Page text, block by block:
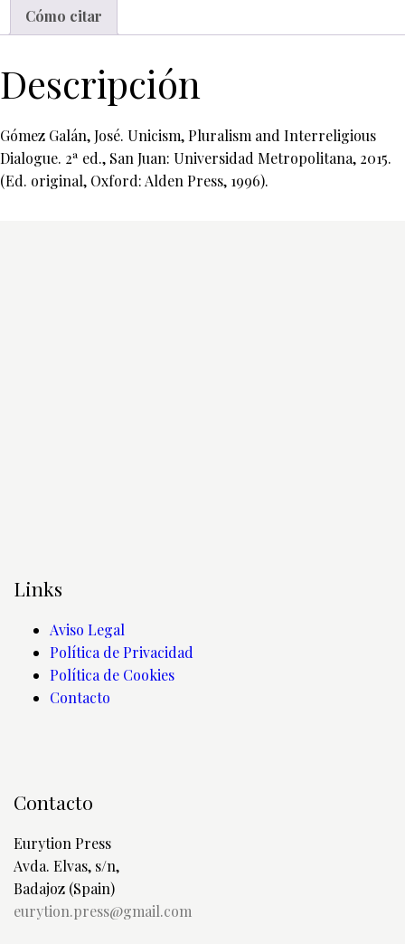
Cómo citar
Descripción
Gómez Galán, José. Unicism, Pluralism and Interreligious
Dialogue. 2ª ed., San Juan: Universidad Metropolitana, 2015.
(Ed. original, Oxford: Alden Press, 1996).
Links
Aviso Legal
Política de Privacidad
Política de Cookies
Contacto
Contacto
Eurytion Press
Avda. Elvas, s/n,
Badajoz (Spain)
eurytion.press@gmail.com